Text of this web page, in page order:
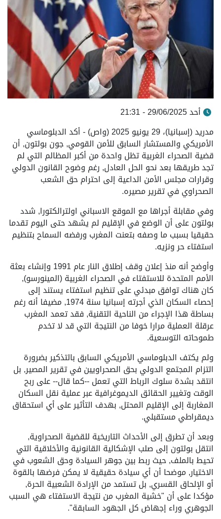
أحد 29/06/2025 - 21:31
مدريد (إسبانيا)، 29 يونيو 2025 (واص) - أكد الدبلوماسي
الأمريكي والمستشار السابق للأمن القومي, جون بولتون, أن
قضية الصحراء الغربية تظل واحدة من أكبر المظالم التي لم
تجد طريقها بعد نحو الحل العادل, رغم وضوح القانون الدولي
وقرارات مجلس الأمن الداعية إلى احترام حق الشعب
الصحراوي في تقرير مصيره.
وفي مقابلة أجراها مع الموقع الاسباني اولترالكتورا, شدد
بولتون على أن الوضع في الإقليم لم يشهد حتى اليوم تقدما
حقيقيا بسبب ما وصفه بتعنت المغرب ورفضه السماح بتنظيم
استفتاء حر ونزيه.
وأوضح أنه منذ إعلان وقف إطلاق النار عام 1991 وإنشاء بعثة
الأمم المتحدة للاستفتاء في الصحراء الغربية (المينورسو),
كان هناك توافق مبدئي على تنظيم استفتاء يستند إلى
إحصاء السكان الذي أجرته إسبانيا سنة 1974, مضيفا أنه رغم
بساطة هذا الإجراء من الناحية التقنية, فقد تعمد المغرب
عرقلة العملية مرارا خوفا من النتيجة التي قد لا تخدم
طموحاته التوسعية.
ولم يكتف الدبلوماسي الأمريكي السابق بالتذكير بضرورة
التزام المجتمع الدولي بحق الصحراويين في تقرير المصير, بل
انتقد بشدة سلوك الرباط التي تعمل --كما قال-- على ربح
الوقت وتغيير الحقائق الديموغرافية عبر عملية نقل السكان
المغاربة إلى الإقليم المحتل, بهدف التأثير على أي استحقاق
ديمقراطي مستقبلي.
وبعد أن تطرق إلى الأحداث التاريخية للقضية الصحراوية,
انتقل بولتون إلى صلب الإشكالية القانونية والأخلاقية التي
تحيط بالملف, حيث ربط بين جوهر السيادة وحق الشعوب في
الاختيار, موضحا أن أي سيادة حقيقية لا يمكن فرضها بالقوة
أو الإلحاق القسري, بل تستمد من الإرادة الشعبية الحرة,
مؤكدا على أن "خشية المغرب من نتيجة الاستفتاء هي السبب
الجوهري وراء إجهاض كل الجهود السابقة".